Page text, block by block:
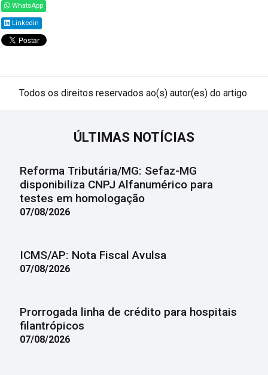
WhatsApp
Linkedin
Todos os direitos reservados ao(s) autor(es) do artigo.
ÚLTIMAS NOTÍCIAS
Reforma Tributária/MG: Sefaz-MG
disponibiliza CNPJ Alfanumérico para
testes em homologação
07/08/2026
ICMS/AP: Nota Fiscal Avulsa
07/08/2026
Prorrogada linha de crédito para hospitais
filantrópicos
07/08/2026